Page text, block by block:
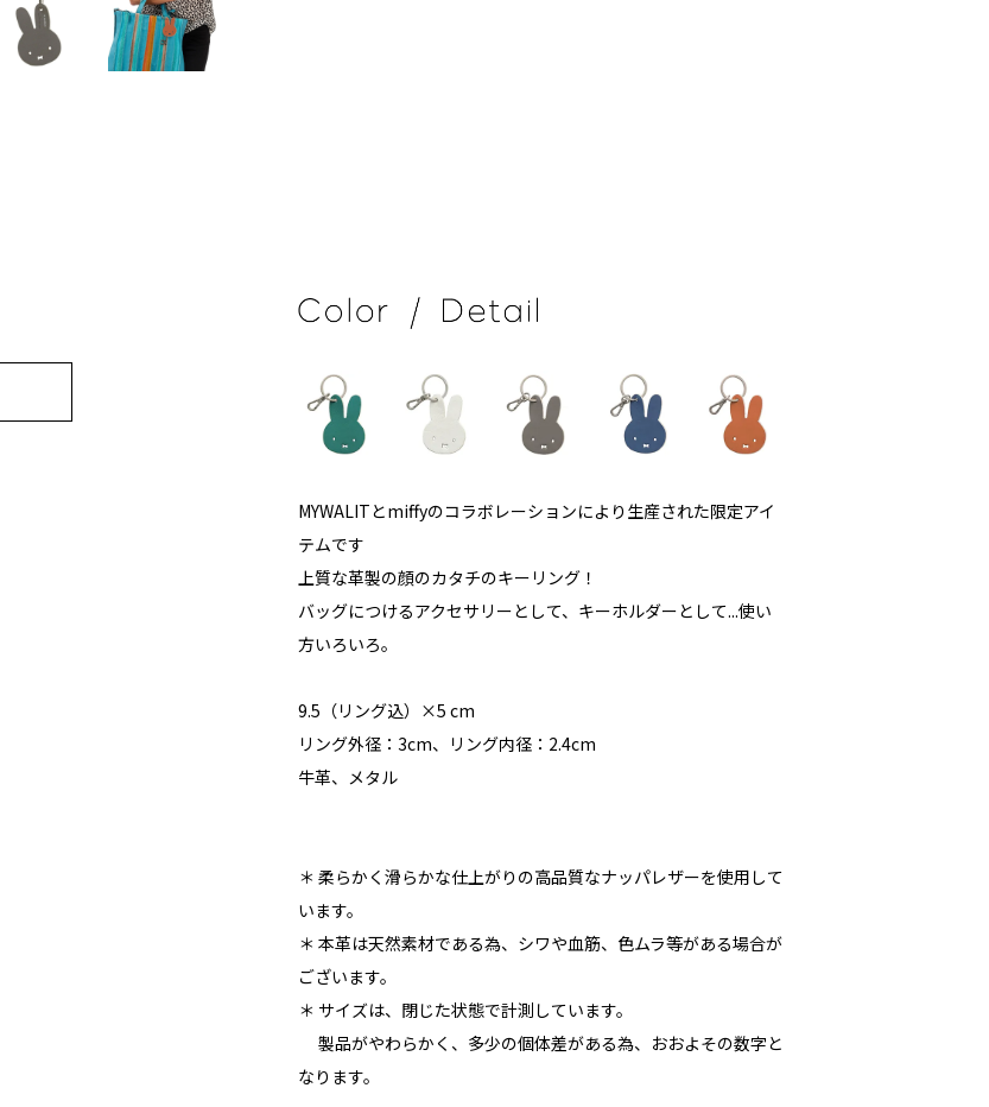
MYWALITとmiffyのコラボレーションにより生産された限定アイ
テムです
上質な革製の顔のカタチのキーリング！
バッグにつけるアクセサリーとして、キーホルダーとして...使い
方いろいろ。
9.5（リング込）×5 cm
リング外径：3cm、リング内径：2.4cm
牛革、メタル
＊ 柔らかく滑らかな仕上がりの高品質なナッパレザーを使用して
います。
＊ 本革は天然素材である為、シワや血筋、色ムラ等がある場合が
ございます。
＊ サイズは、閉じた状態で計測しています。
製品がやわらかく、多少の個体差がある為、おおよその数字と
なります。